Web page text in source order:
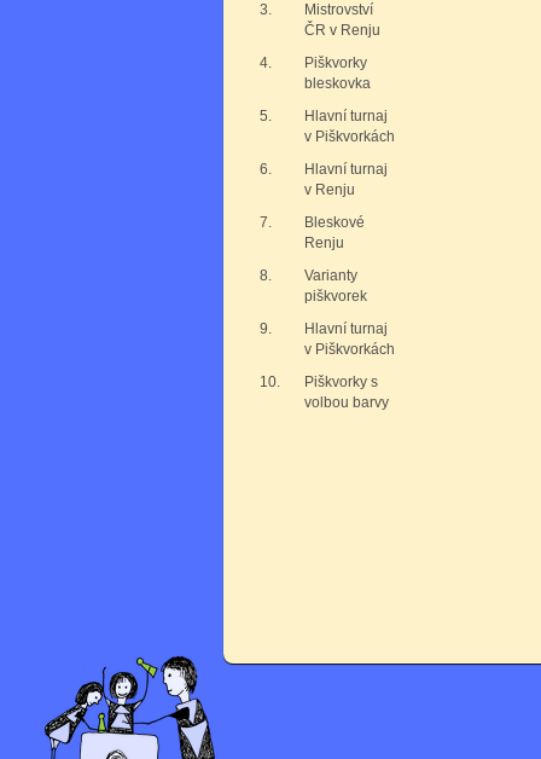
3.
Mistrovství
ČR v Renju
4.
Piškvorky
bleskovka
5.
Hlavní turnaj
v Piškvorkách
6.
Hlavní turnaj
v Renju
7.
Bleskové
Renju
8.
Varianty
piškvorek
9.
Hlavní turnaj
v Piškvorkách
10.
Piškvorky s
volbou barvy